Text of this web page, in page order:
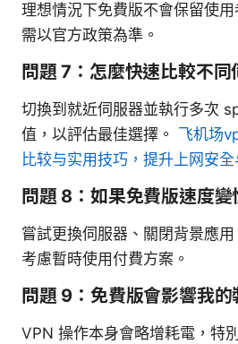
理想情況下免費版不會保留使
需以官方政策為準。
問題 7：怎麼快速比較不同
切換到就近伺服器並執行多次
值，以評估最佳選擇。 飞机场
比较与实用技巧，提升上网安全
問題 8：如果免費版速度變
嘗試更換伺服器、關閉背景應
考慮暫時使用付費方案。
問題 9：免費版會影響我的
VPN 操作本身會略增耗電，特